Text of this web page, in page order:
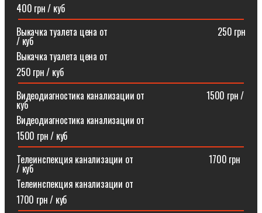
400 грн / куб
Выкачка туалета цена от⠀⠀⠀⠀⠀⠀⠀⠀⠀⠀⠀⠀⠀⠀⠀⠀250 грн
/ куб
Выкачка туалета цена от
250 грн / куб
Видеодиагностика канализации от⠀⠀⠀⠀⠀⠀⠀⠀⠀1500 грн /
куб
Видеодиагностика канализации от
1500 грн / куб
Телеинспекция канализации от⠀⠀⠀⠀⠀⠀⠀⠀⠀⠀⠀1700 грн
/ куб
Телеинспекция канализации от
1700 грн / куб